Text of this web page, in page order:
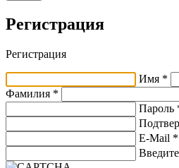
Регистрация
Регистрация
Имя *
Фамилия *
Пароль
E-Mail *